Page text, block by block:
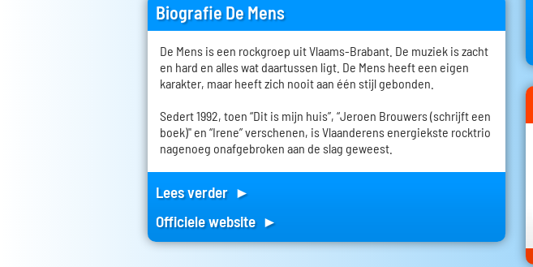
Biografie De Mens
De Mens is een rockgroep uit Vlaams-Brabant. De muziek is zacht
en hard en alles wat daartussen ligt. De Mens heeft een eigen
karakter, maar heeft zich nooit aan één stijl gebonden.
Sedert 1992, toen “Dit is mijn huis”, “Jeroen Brouwers (schrijft een
boek)" en “Irene” verschenen, is Vlaanderens energiekste rocktrio
nagenoeg onafgebroken aan de slag geweest.
Lees verder ►
Officiele website ►